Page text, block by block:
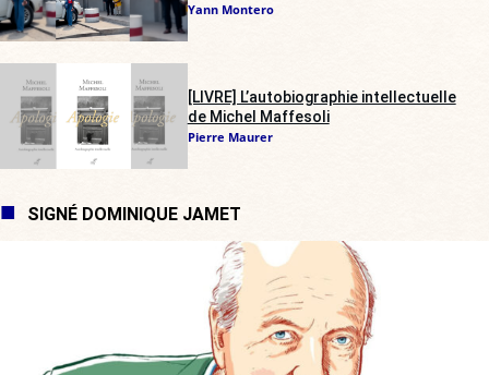
Yann Montero
[LIVRE] L’autobiographie intellectuelle
de Michel Maffesoli
Pierre Maurer
SIGNÉ DOMINIQUE JAMET